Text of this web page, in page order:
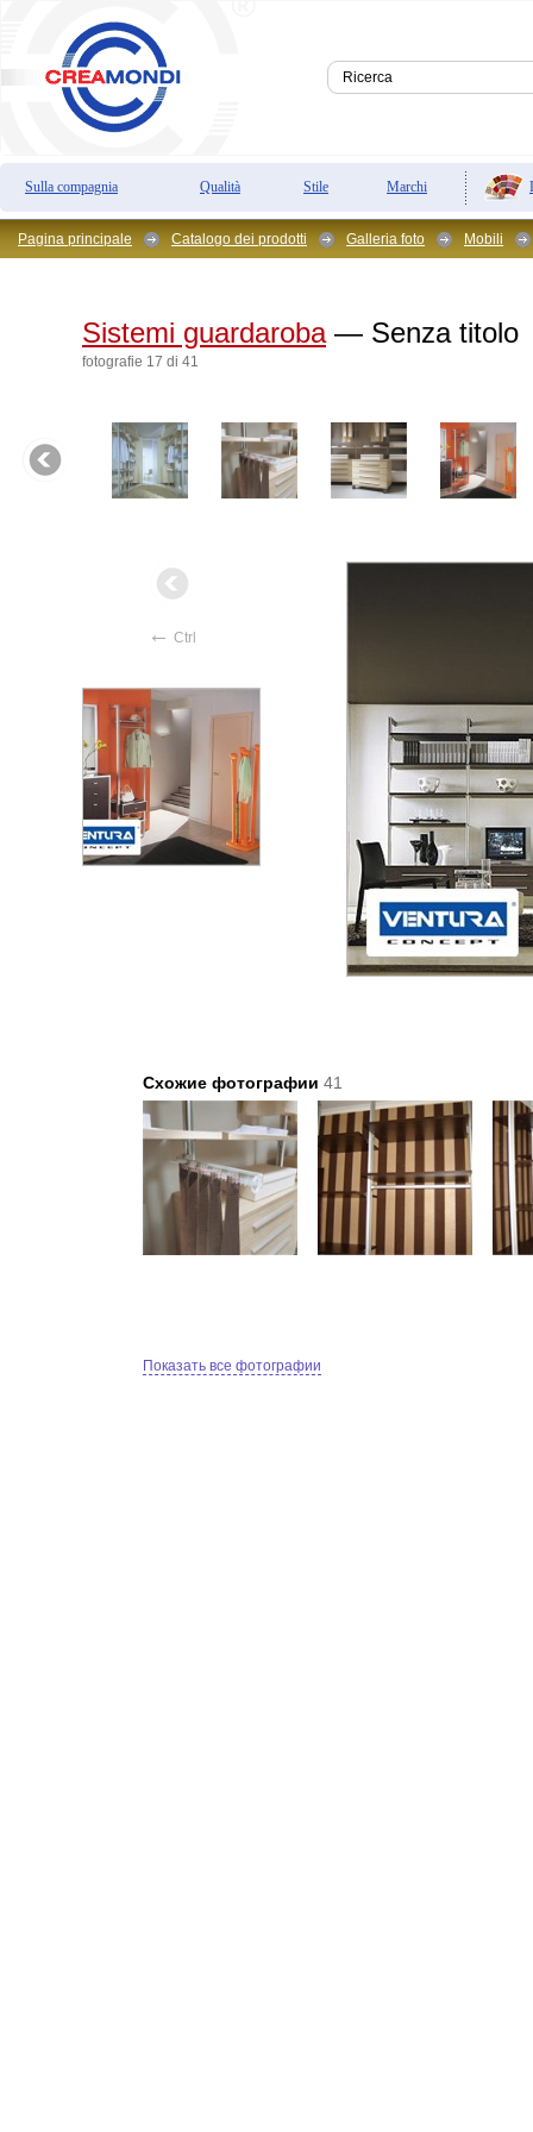
Sulla compagnia Qualità Stile Marchi
Pagina principale Catalogo dei prodotti Galleria foto Mobili
Sistemi guardaroba— Senza titolo
fotografie 17 di 41
← Ctrl
Схожие фотографии 41
Показать все фотографии